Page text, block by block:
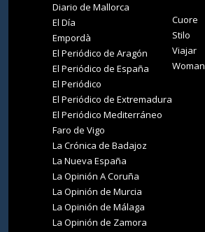
Diario de Mallorca
El Día
Empordà
El Periódico de Aragón
El Periódico de España
El Periódico
El Periódico de Extremadura
El Periódico Mediterráneo
Faro de Vigo
La Crónica de Badajoz
La Nueva España
La Opinión A Coruña
La Opinión de Murcia
La Opinión de Málaga
La Opinión de Zamora
Cuore
Stilo
Viajar
Woman